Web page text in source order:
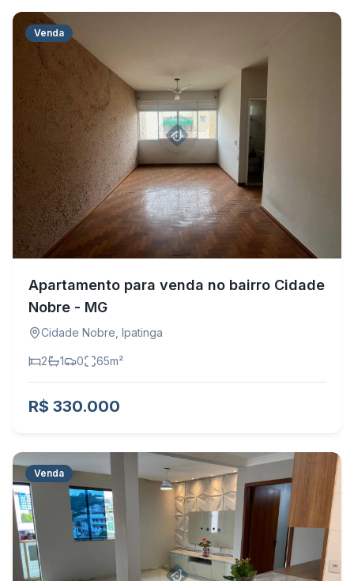
Venda
Apartamento para venda no bairro Cidade
Nobre - MG
Cidade Nobre, Ipatinga
2 1 0 65m²
R$ 330.000
Venda